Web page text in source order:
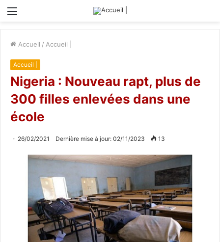
Menu
Accueil / Accueil |
Accueil |
Nigeria : Nouveau rapt, plus de
300 filles enlevées dans une
école
26/02/2021 Dernière mise à jour: 02/11/2023 13